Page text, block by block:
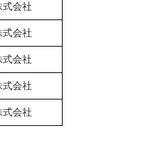
式会社
式会社
式会社
式会社
式会社